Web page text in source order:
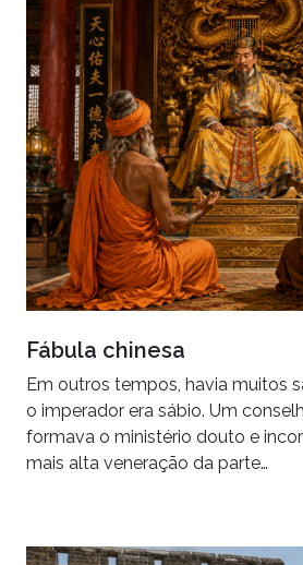
Fábula chinesa
Em outros tempos, havia muitos
o imperador era sábio. Um
formava o ministério douto e
mais alta veneração da parte…